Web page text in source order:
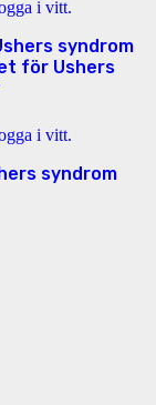
syndrom
för Ushers
syndrom